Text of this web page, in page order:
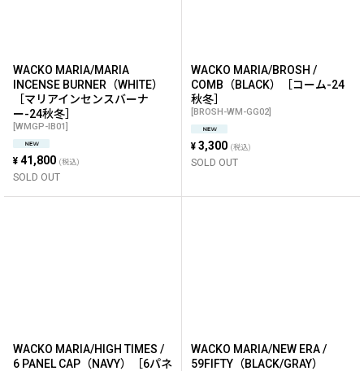
WACKO MARIA/MARIA
INCENSE BURNER（WHITE）
［マリアインセンスバーナ
ー-24秋冬］
[WMGP-IB01]
¥ 41,800 (税込)
SOLD OUT
WACKO MARIA/BROSH /
COMB（BLACK）［コーム-24
秋冬］
[BROSH-WM-GG02]
¥ 3,300 (税込)
SOLD OUT
WACKO MARIA/HIGH TIMES /
6 PANEL CAP（NAVY）［6パネ
WACKO MARIA/NEW ERA /
59FIFTY（BLACK/GRAY）